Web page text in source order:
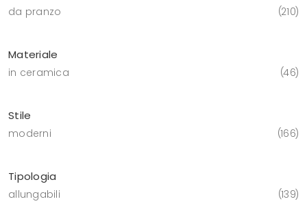
da pranzo 210
Materiale
in ceramica 46
Stile
moderni 166
Tipologia
allungabili 139